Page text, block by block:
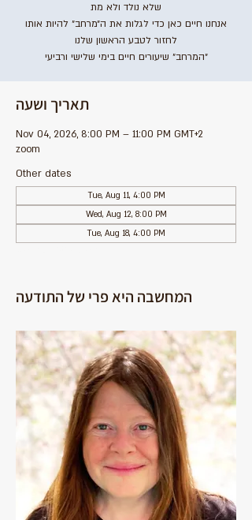
שלא נולד ולא מת
אנחנו חיים כאן כדי לגלות את ה״מרחב״ להיות אותו
לחזור לטבע הראשון שלנו
״המרחב״ שיעורים חיים בימי שלישי ורביעי
תאריך ושעה
Nov 04, 2026, 8:00 PM – 11:00 PM GMT+2
zoom
Other dates
Tue, Aug 11, 4:00 PM
Wed, Aug 12, 8:00 PM
Tue, Aug 18, 4:00 PM
המחשבה היא פרי של התודעה